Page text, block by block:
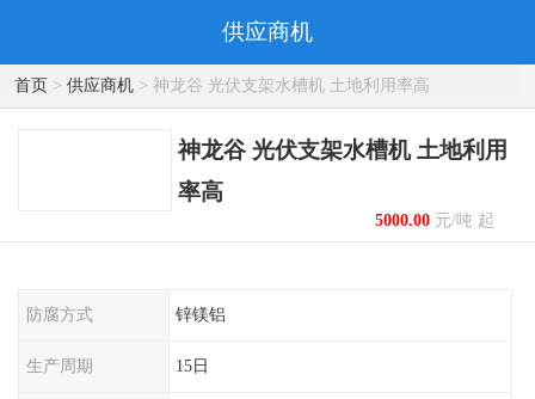
供应商机
首页> 供应商机> 神龙谷 光伏支架水槽机 土地利用率高
神龙谷 光伏支架水槽机 土地利用
率高
5000.00元/吨 起
防腐方式 锌镁铝
生产周期 15日